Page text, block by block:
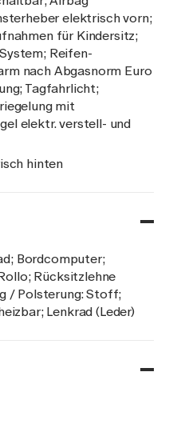
elektrisch vorn;
für Kindersitz;
Reifen-
nach Abgasnorm Euro
Tagfahrlicht;
mit
elektr. verstell- und
hinten
Bordcomputer;
Rücksitzlehne
/ Polsterung: Stoff;
Lenkrad (Leder)